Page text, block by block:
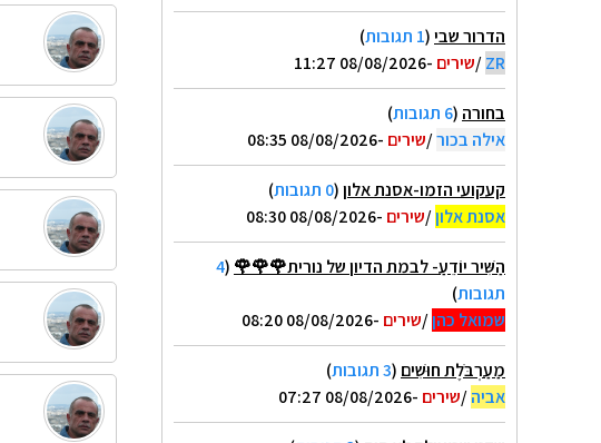
הדרור שבי(1 תגובות
)
ZR
/שירים -08/08/2026 11:27
בחורה (6 תגובות
)
אילה בכור/שירים -08/08/2026 08:35
קעקועי הזמו-אסנת אלון(0 תגובות
)
אסנת אלון/שירים -08/08/2026 08:30
הַשִּׁיר יוֹדֵעַ- לבמת הדיון של נורית🌹🌹🌹 (
4
תגובות)
שמואל כהן/שירים -08/08/2026 08:20
מַעַרְבֹּלֶת חוּשִׁים (3 תגובות
)
אביה/שירים -08/08/2026 07:27